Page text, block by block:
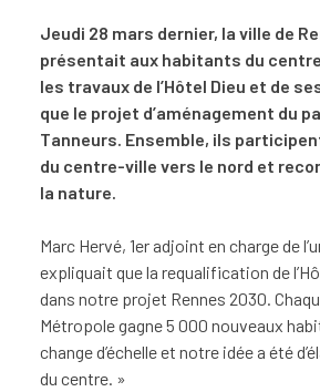
Jeudi 28 mars dernier, la ville de
présentait aux habitants du
les travaux de l’Hôtel Dieu et de
que le projet d’aménagement du
Tanneurs. Ensemble, ils
du centre-ville vers le nord et
la nature.
Marc Hervé, 1er adjoint en charge de
expliquait que la requalification de
dans notre projet Rennes 2030.
Métropole gagne 5 000 nouveaux
change d’échelle et notre idée a été
du centre. »